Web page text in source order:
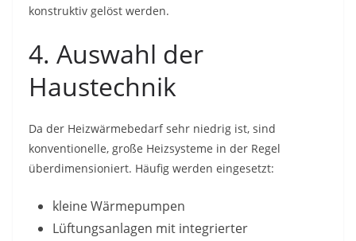
konstruktiv gelöst werden.
4. Auswahl der
Haustechnik
Da der Heizwärmebedarf sehr niedrig ist, sind
konventionelle, große Heizsysteme in der Regel
überdimensioniert. Häufig werden eingesetzt:
kleine Wärmepumpen
Lüftungsanlagen mit integrierter